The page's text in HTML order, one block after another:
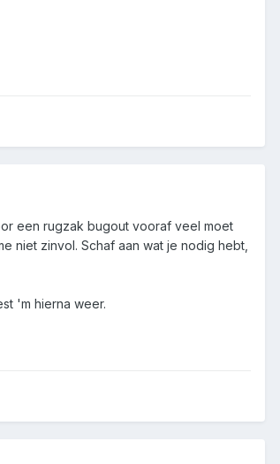
een rugzak bugout vooraf veel moet
niet zinvol. Schaf aan wat je nodig hebt,
'm hierna weer.